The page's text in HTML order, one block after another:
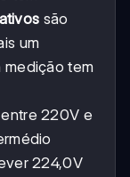
são
um
medição tem
220V e
224,0V